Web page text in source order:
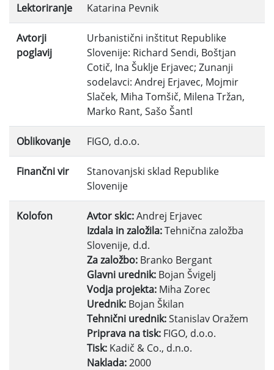
Lektoriranje Katarina Pevnik
Avtorji
poglavij
Urbanistični inštitut Republike
Slovenije: Richard Sendi, Boštjan
Cotič, Ina Šuklje Erjavec; Zunanji
sodelavci: Andrej Erjavec, Mojmir
Slaček, Miha Tomšič, Milena Tržan,
Marko Rant, Sašo Šantl
Oblikovanje FIGO, d.o.o.
Finančni vir
Stanovanjski sklad Republike
Slovenije
Kolofon Avtor skic:Andrej Erjavec
Izdala in založila:Tehnična založba
Slovenije, d.d.
Za založbo: Branko Bergant
Glavni urednik: Bojan Švigelj
Vodja projekta: Miha Zorec
Urednik: Bojan Škilan
Tehnični urednik:Stanislav Oražem
Priprava na tisk: FIGO, d.o.o.
Tisk: Kadič & Co., d.n.o.
Naklada:2000